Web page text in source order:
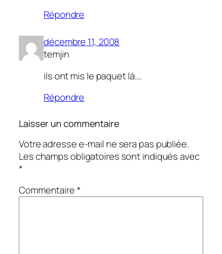
Répondre
décembre 11, 2008
temjin
ils ont mis le paquet là….
Répondre
Laisser un commentaire
Votre adresse e-mail ne sera pas publiée.
Les champs obligatoires sont indiqués avec
*
Commentaire*